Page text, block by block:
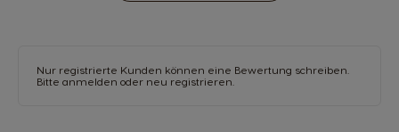
Nur registrierte Kunden können eine Bewertung schreiben.
Bitte anmelden oder neu registrieren.